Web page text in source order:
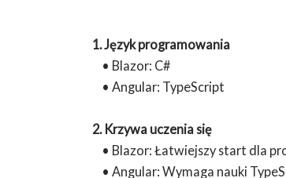
1. Język programowania
• Blazor: C#
• Angular: TypeScript
2. Krzywa uczenia się
• Blazor: Łatwiejszy start dla
• Angular: Wymaga nauki